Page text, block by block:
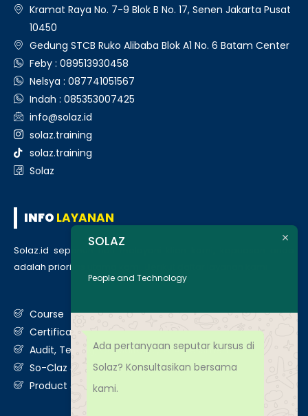
Kramat Raya No. 7-9 Blok B No. 17, Senen Jakarta Pusat
10450
Gedung STCB Ruko Alibaba Blok A1 No. 6 Batam Center
Feby : 089513930458
Nelsya : 087741051567
Indah : 085353007425
info@solaz.id
solaz.training
solaz.training
Solaz
INFO LAYANAN
Solaz.id sepenuh hati melayani klien kami, kepuasan anda
adalah prioritas utama kami. Berikut daftar layanan kami
Course
Certification
Audit, Testing, Consultancy & Assessment
So-Claz & Smart Benchmark
Product & Services
SOLAZ
People and Technology
Ada pertanyaan seputar kursus di
Solaz? Konsultasikan bersama
kami.